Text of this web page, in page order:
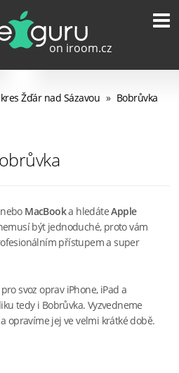
Žďár nad Sázavou » Bobrůvka
MacBooka hledáteApple
být jednoduché, proto vám
přístupem a super
svoz oprav iPhone, iPad a
tedy i Bobrůvka. Vyzvedneme
opravíme jej ve velmi krátké době.